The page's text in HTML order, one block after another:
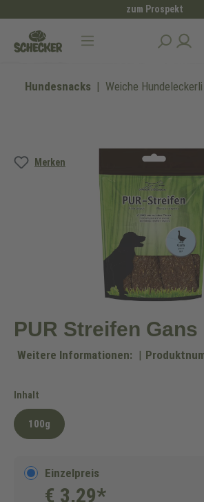
zum Prospekt
Hundesnacks Weiche Hundeleckerli
Merken
Bildergalerie überspringen
PUR Streifen Gans
Weitere Informationen: |
Inhalt
100g
Einzelpreis
€ 3,29*